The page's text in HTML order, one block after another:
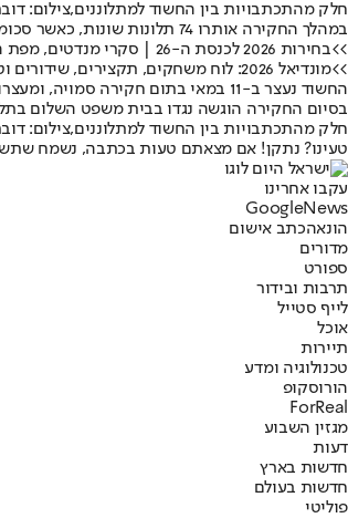
חלק מהתכתבויות בין החשוד למתלוננים,צילום:
במהלך החקירה אותרו 74 תלונות שונות, כאשר סכומי ההונאה נעו בין 500 ל-7,200 שקלים לכל קורבן. לפי המשטרה, היקף העבירות הכולל מוערך בכ-150 אלף שקלים.
>>בחירות 2026 לכנסת ה-26 | סקרי מנדטים, מפת הגושים ועדכונים<<
>>מונדיאל 2026: לוח משחקים, תקצירים, שידורים וטבלאות<<
החשוד נעצר ב-11 במאי בתום חקירה סמויה, ומעצרו הוארך מספר פעמים. במשטרה מסרו כי נאספו ראיות הקושרות אותו לעבירות ההונאה המיוחסות לו.
בסיום החקירה הוגשה נגדו בבית משפט השלום
חלק מהתכתבויות בין החשוד למתלוננים,צילום:
טעינו? נתקן! אם מצאתם טעות בכתבה, נשמח
עקבו אחרינו
Googl eNews
הונאהכתב אישום
מדורים
ספורט
תרבות ובידור
לייף סטייל
אוכל
תיירות
טכנולוגיה ומדע
הורוסקופ
ForReal
מגזין השבוע
דעות
חדשות בארץ
חדשות בעולם
פוליטי